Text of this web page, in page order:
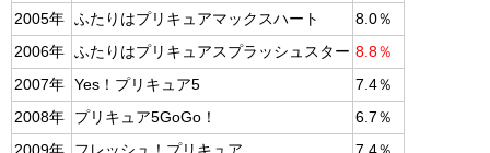
2005年 ふたりはプリキュアマックスハート
8.0％
2006年 ふたりはプリキュアスプラッシュスター 8.8％
2007年 Yes！プリキュア5
7.4％
2008年
プリキュア5GoGo！
6.7％